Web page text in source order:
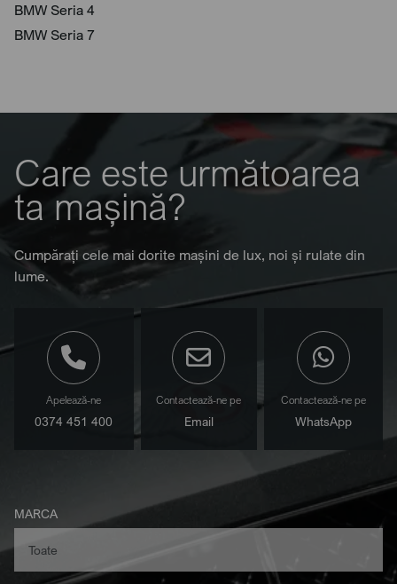
BMW Seria 4
BMW Seria 7
Care este următoarea
ta mașină?
Cumpărați cele mai dorite mașini de lux, noi și rulate din
lume.
Apelează-ne
0374 451 400
Contactează-ne pe
Email
Contactează-ne pe
WhatsApp
MARCA